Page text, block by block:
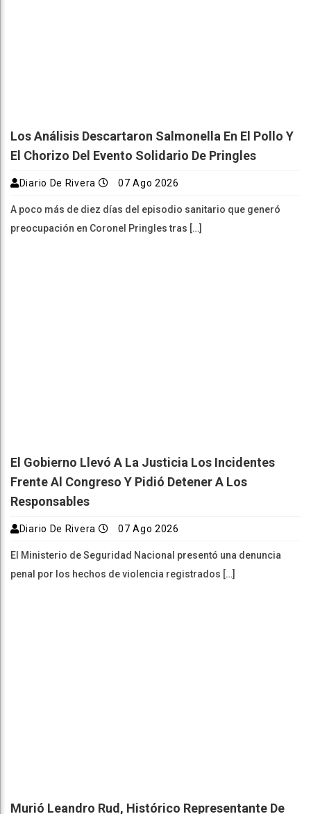
Los Análisis Descartaron Salmonella En El Pollo Y
El Chorizo Del Evento Solidario De Pringles
Diario De Rivera 07 Ago 2026
A poco más de diez días del episodio sanitario que generó
preocupación en Coronel Pringles tras […]
El Gobierno Llevó A La Justicia Los Incidentes
Frente Al Congreso Y Pidió Detener A Los
Responsables
Diario De Rivera 07 Ago 2026
El Ministerio de Seguridad Nacional presentó una denuncia
penal por los hechos de violencia registrados […]
Murió Leandro Rud, Histórico Representante De